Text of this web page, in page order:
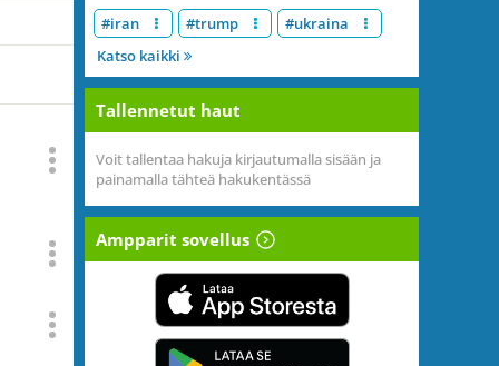
#iran #trump
#ukraina
Katso kaikki
Tallennetut haut
Voit tallentaa hakuja kirjautumalla sisään ja
painamalla tähteä hakukentässä
Ampparit sovellus